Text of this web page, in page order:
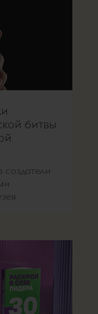
битвы